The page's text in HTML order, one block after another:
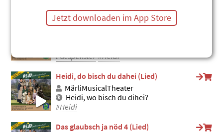
Im Hause spukts (Lied)
#Gespenster #Heidi
Heidi, do bisch du dahei (Lied)
MärliMusicalTheater
Heidi, wo bisch du dihei?
#Heidi
Das glaubsch ja nöd 4 (Lied)
Jetzt downloaden im App Store